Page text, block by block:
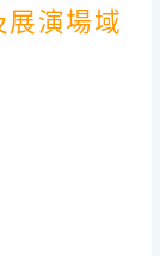
演場域